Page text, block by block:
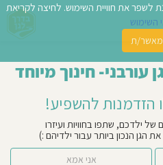
עורבני- חינוך מיוחד
להשפיע!
ילדכם, שתפו בחוויות ועיזרו
הגן הנכון ביותר עבור ילדיהם :)
אני אמא
לשפר את חוויית השימוש. לחיצה לקריאת
השימוש
מאשר/ת